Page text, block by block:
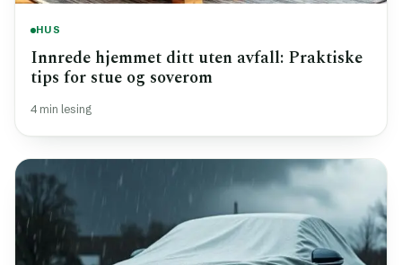
HUS
Innrede hjemmet ditt uten avfall: Praktiske
tips for stue og soverom
4 min lesing